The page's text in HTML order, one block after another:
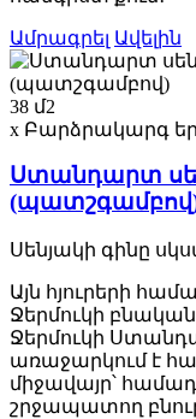
Ամրագրել Ավելին
38 մ2
x Բարձրակարգ
Ստանդարտ
Սենյակի գինը
Այն հյուրերի
Ջերմուկի
Ջերմուկի
առաջարկում է
միջավայր՝
շրջապատող